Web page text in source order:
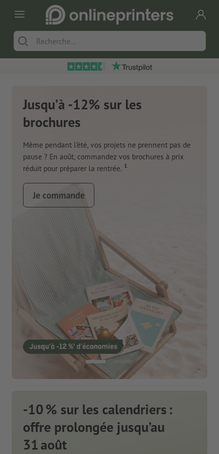
Jusqu’à -12% sur les
brochures
Même pendant l’été, vos projets ne prennent pas de
pause ? En août, commandez vos brochures à prix
réduit pour préparer la rentrée. 1
Je commande
-10 % sur les calendriers :
offre prolongée jusqu’au
31 août